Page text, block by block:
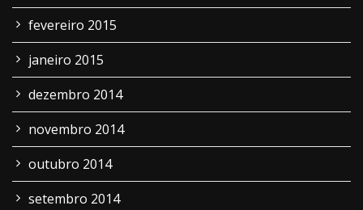
fevereiro 2015
janeiro 2015
dezembro 2014
novembro 2014
outubro 2014
setembro 2014